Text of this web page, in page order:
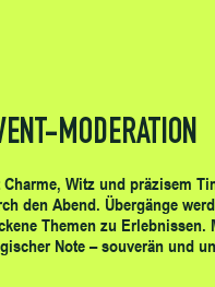
MODERATION
Charme, Witz und präzisem
den Abend. Übergänge
Themen zu Erlebnissen.
Note – souverän und